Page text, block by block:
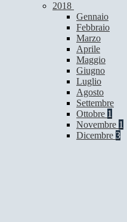
2018
Gennaio
Febbraio
Marzo
Aprile
Maggio
Giugno
Luglio
Agosto
Settembre
Ottobre 1
Novembre 1
Dicembre 3